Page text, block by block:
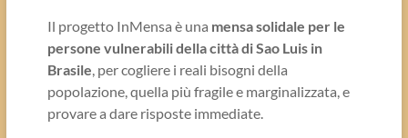
Il progetto InMensa è una mensa solidale per le
persone vulnerabili della città di Sao Luis in
Brasile, per cogliere i reali bisogni della
popolazione, quella più fragile e marginalizzata, e
provare a dare risposte immediate.